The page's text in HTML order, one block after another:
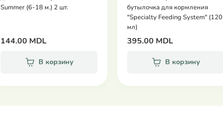
Summer (6-18 м.) 2 шт.
144.00 MDL
В корзину
бутылочка для кормления
"Specialty Feeding System" (120
мл)
395.00 MDL
В корзину